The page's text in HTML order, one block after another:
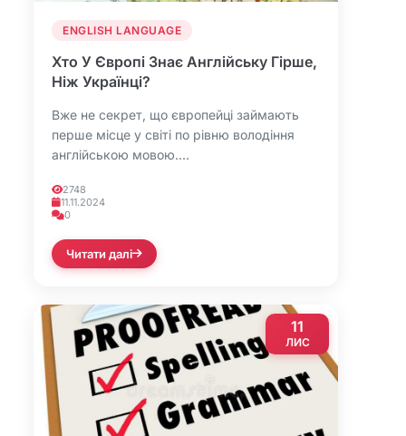
ENGLISH LANGUAGE
Хто У Європі Знає Англійську Гірше,
Ніж Українці?
Вже не секрет, що європейці займають
перше місце у світі по рівню володіння
англійською мовою....
2748
11.11.2024
0
Читати далі
11
ЛИС